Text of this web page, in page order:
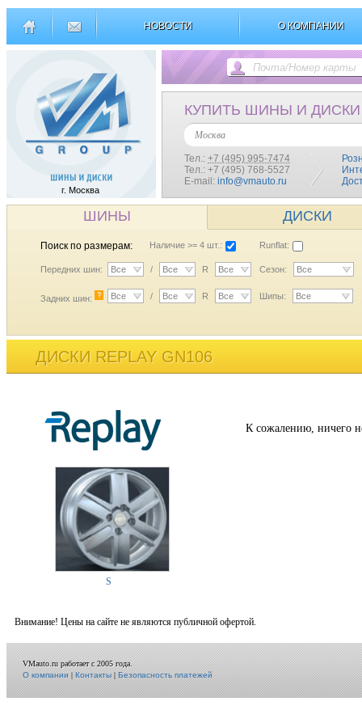
НОВОСТИ О КОМПАНИИ
г. Москва
КУПИТЬ ШИНЫ И ДИСКИ
Москва
Тел.: +7 (495) 995-7474
Тел.: +7 (495) 768-5527
E-mail: info@vmauto.ru
ШИНЫ ДИСКИ
Поиск по размерам: Наличие >= 4 шт.: Runflat:
Передних шин: Все / Все R Все Сезон: Все
Задних шин: ? Все / Все R Все Шипы: Все
ДИСКИ REPLAY GN106
S
К сожалению, ничего
Внимание! Цены на сайте не являются публичной офертой.
VMauto.ru работает с 2005 года.
О компании|Контакты|Безопасность платежей